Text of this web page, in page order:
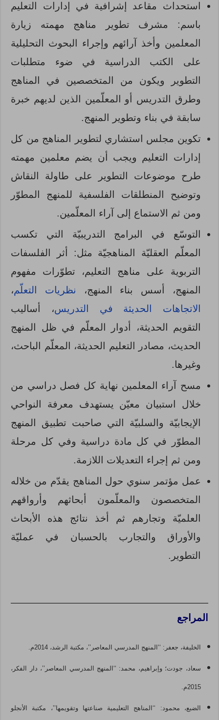
استحداث مقاعد إشرافية في إدارات التعليم
باسم: مشرف تطوير مناهج مهمته زيارة
المعلمين وأخذ آرائهم وإجراء البحوث التحليلية
على الكتب الدراسية في ضوء متطلبات
التطوير ويكون من المتخصصين في المناهج
وطرق التدريس أو المعلّمين الذين لديهم خبرة
سابقة في بناء وتطوير المنهج.
تكوين مجلس استشاري لتطوير المناهج من كل
إدارات التعليم ويجب أن يضم معلمين مهمته
طرح موضوعات التطوير على طاولة النقاش
وتوضيح المنطلقات الفلسفية للمنهج المطوّر
ومن ثم الاستماع إلى آراء المعلّمين.
التوسّع في البرامج التدريبيّة التي تكسب
المعلّم العقليّة المناهجيّة مثل: أثر الفلسفات
التربوية على مناهج التعليم، تطوّرات مفهوم
المنهج، أسس بناء المنهج، نظريات التعلّم،
الاتجاهات الحديثة في التدريس، أساليب
التقويم الحديثة، أدوار المعلّم في ظل المنهج
الحديث، مصادر التعليم الحديثة، المعلّم الباحث،
وغيرها.
مسح آراء المعلمين نهاية كل فصل دراسي من
خلال استبيان معيّن يستهدف معرفة النواحي
الإيجابيّة والسلبيّة التي صاحبت تطبيق المنهج
المطوّر في كل مادة دراسية وفي كل مرحلة
ومن ثم إجراء التعديلات اللازمة.
عمل مؤتمر سنوي حول المناهج يقدّم من خلاله
المتخصصون والمعلّمون أبحاثهم وأرواقهم
العلميّة وتجارهم ثم أخذ نتائج هذه الأبحاث
والأوراق والتجارب بالحسبان في عمليّة
التطوير.
المراجع
الخليفة، جعفر: ‘‘المنهج المدرسي المعاصر’’، مكتبة الرشد، 2014م.
سعاد، جودت؛ وإبراهيم، محمد: ‘‘المنهج المدرسي المعاصر’’، دار الفكر،
2015م.
الضبع، محمود: ‘‘المناهج التعليمية صناعتها وتقويمها’’، مكتبة الأنجلو